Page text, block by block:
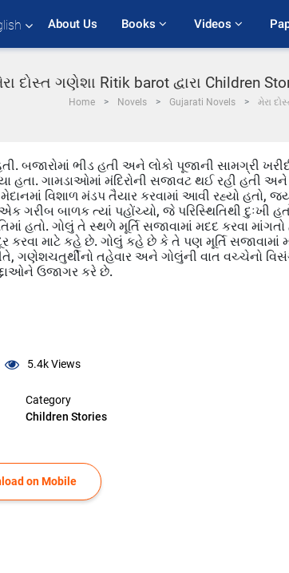
About Us Books Videos
દોસ્ત ગણેશા Ritik barot દ્વારા Children
Home Novels Gujarati Novels મેરા
બજારોમાં ભીડ હતી અને લોકો પૂજાની સામગ્રી
હતા. ગામડાઓમાં મંદિરોની સજાવટ થઈ રહી હતી
વિશાળ મંડપ તૈયાર કરવામાં આવી રહ્યો હતો,
ગરીબ બાળક ત્યાં પહોંચ્યો, જે પરિસ્થિતિથી દુઃખી
હતો. ગોલું તે સ્થળે મૂર્તિ સજાવામાં મદદ કરવા માંગતો
કરવા માટે કહે છે. ગોલું કહે છે કે તે પણ મૂર્તિ સજાવામાં
તહેવાર અને ગોલુંની વાત વચ્ચેનો
ઉજાગર કરે છે.
5.4kViews
Category
Children Stories
on Mobile